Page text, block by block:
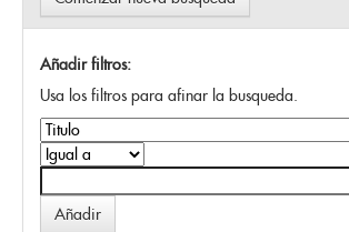
Añadir filtros:
Usa los filtros para afinar la busqueda.